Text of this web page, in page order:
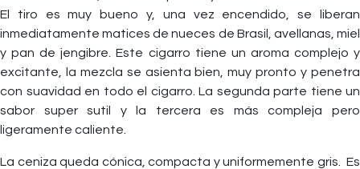
El tiro es muy bueno y, una vez encendido, se liberan
inmediatamente matices de nueces de Brasil, avellanas, miel
y pan de jengibre. Este cigarro tiene un aroma complejo y
excitante, la mezcla se asienta bien, muy pronto y penetra
con suavidad en todo el cigarro. La segunda parte tiene un
sabor super sutil y la tercera es más compleja pero
ligeramente caliente.
La ceniza queda cónica, compacta y uniformemente gris. Es